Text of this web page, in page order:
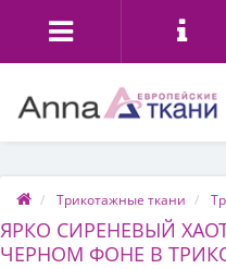
Трикотажные ткани
ЯРКО СИРЕНЕВЫЙ
ЧЕРНОМ ФОНЕ В